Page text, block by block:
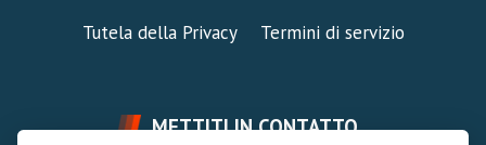
Tutela della Privacy
Termini di servizio
METTITI IN CONTATTO